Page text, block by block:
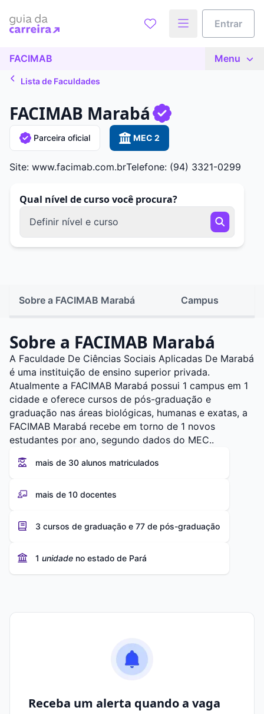
Entrar
FACIMAB Menu
Lista de Faculdades
FACIMAB Marabá
Parceira oficial MEC 2
Site: www.facimab.com.brTelefone: (94) 3321-0299
Qual nível de curso você procura?
Definir nível e curso
Sobre a FACIMAB Marabá Campus
Sobre a FACIMAB Marabá
A Faculdade De Ciências Sociais Aplicadas De Marabá
é uma instituição de ensino superior privada.
Atualmente a FACIMAB Marabá possui 1 campus em 1
cidade e oferece cursos de pós-graduação e
graduação nas áreas biológicas, humanas e exatas, a
FACIMAB Marabá recebe em torno de 1 novos
estudantes por ano, segundo dados do MEC..
mais de 30 alunos matriculados
mais de 10 docentes
3 cursos de graduação e 77 de pós-graduação
1 unidade no estado de Pará
Receba um alerta quando a vaga